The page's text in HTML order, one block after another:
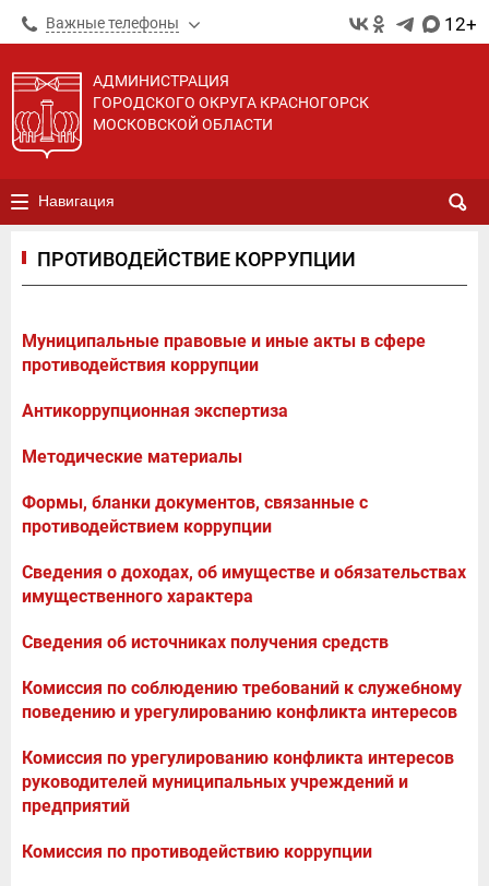
Важные телефоны 12+
АДМИНИСТРАЦИЯ
ГОРОДСКОГО ОКРУГА КРАСНОГОРСК
МОСКОВСКОЙ ОБЛАСТИ
Навигация
ПРОТИВОДЕЙСТВИЕ КОРРУПЦИИ
Муниципальные правовые и иные акты в сфере
противодействия коррупции
Антикоррупционная экспертиза
Методические материалы
Формы, бланки документов, связанные с
противодействием коррупции
Сведения о доходах, об имуществе и обязательствах
имущественного характера
Сведения об источниках получения средств
Комиссия по соблюдению требований к служебному
поведению и урегулированию конфликта интересов
Комиссия по урегулированию конфликта интересов
руководителей муниципальных учреждений и
предприятий
Комиссия по противодействию коррупции